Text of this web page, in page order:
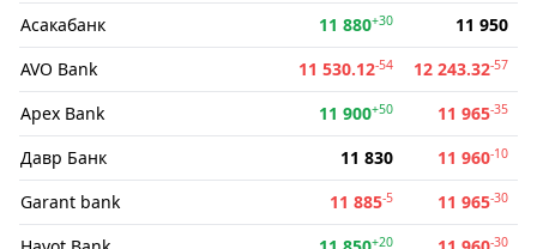
Асакабанк 11 880+30
11 950
AVO Bank
11 530.12-54 12 243.32-57
Apex Bank 11 900+50 11 965-35
Давр Банк 11 830 11 960-10
Garant bank 11 885-5 11 965-30
+20 -30